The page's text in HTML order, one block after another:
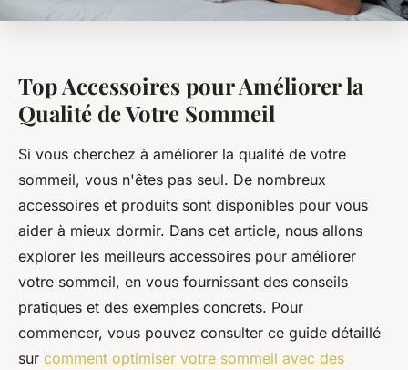
Top Accessoires pour Améliorer la
Qualité de Votre Sommeil
Si vous cherchez à améliorer la qualité de votre
sommeil, vous n'êtes pas seul. De nombreux
accessoires et produits sont disponibles pour vous
aider à mieux dormir. Dans cet article, nous allons
explorer les meilleurs accessoires pour améliorer
votre sommeil, en vous fournissant des conseils
pratiques et des exemples concrets. Pour
commencer, vous pouvez consulter ce guide détaillé
sur comment optimiser votre sommeil avec des